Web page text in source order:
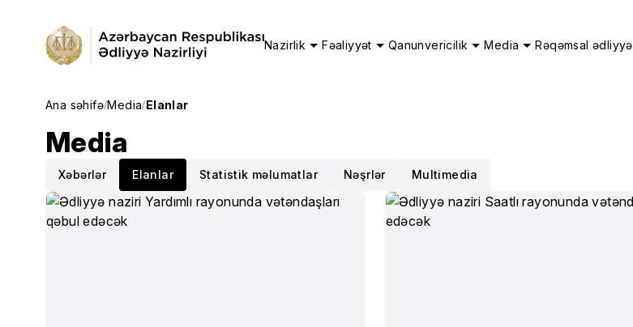
Nazirlik Fəaliyyət Qanunvericilik Media Rəqəmsal ədliyyə
Ana səhifə/Media/Elanlar
Media
Xəbərlər Elanlar Statistik məlumatlar Nəşrlər Multimedia